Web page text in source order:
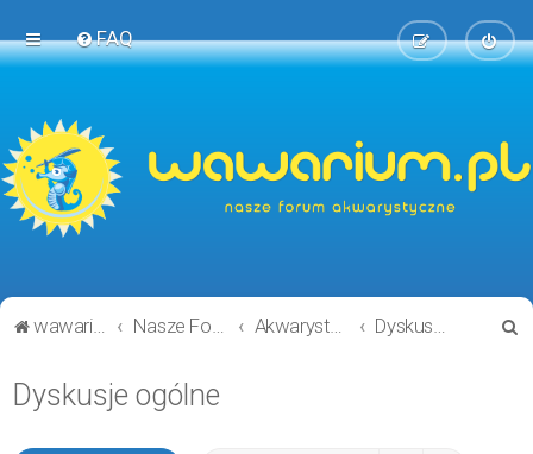
FAQ
wawarium.pl Nasze Forum Akwarystyczne Akwarystyka ogólnie i technicznie Dyskusje ogólne
Dyskusje ogólne